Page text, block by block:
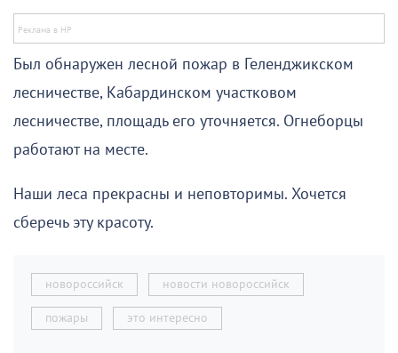
Был обнаружен лесной пожар в Геленджикском
лесничестве, Кабардинском участковом
лесничестве, площадь его уточняется. Огнеборцы
работают на месте.
Наши леса прекрасны и неповторимы. Хочется
сберечь эту красоту.
новороссийск новости новороссийск
пожары это интересно